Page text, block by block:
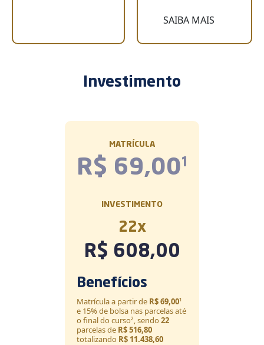
SAIBA MAIS
Investimento
MATRÍCULA
R$ 69,00¹
INVESTIMENTO
22x
R$ 608,00
Benefícios
Matrícula a partir de R$ 69,00¹
e 15% de bolsa nas parcelas até
o final do curso², sendo 22
parcelas de R$ 516,80
totalizando R$ 11.438,60